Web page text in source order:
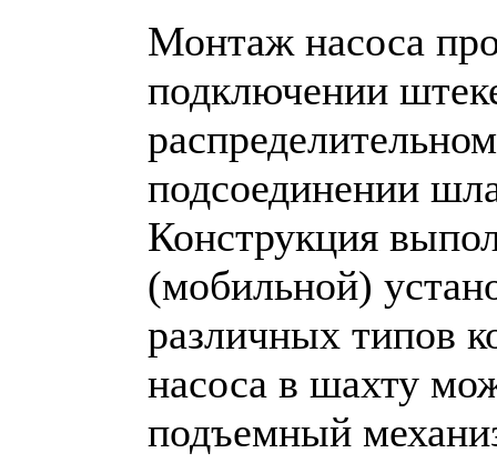
Монтаж насоса
подключении
подсоединении
Конструкция
(мобильной)
различных типов
насоса в шахту
подъемный